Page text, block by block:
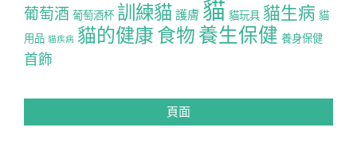
葡萄酒 葡萄酒杯 訓練貓 護膚 貓 貓玩具 貓生病 貓
用品 貓疾病 貓的健康 食物 養生保健 養身保健
首飾
頁面